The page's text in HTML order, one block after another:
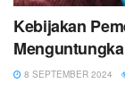
Kebijakan
8 SEPTEMBER 2024